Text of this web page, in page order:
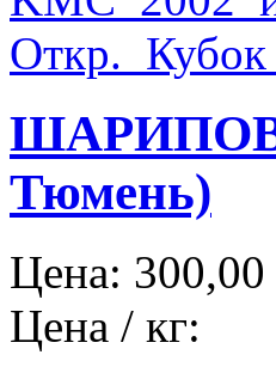
Тюмень)
Цена: 300,00
Цена / кг: